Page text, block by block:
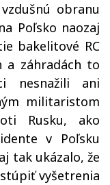
obranu
Poľsko naozaj
bakelitové RC
a záhradách to
nesnažili ani
militaristom
Rusku, ako
v Poľsku
tak ukázalo, že
vyšetrenia